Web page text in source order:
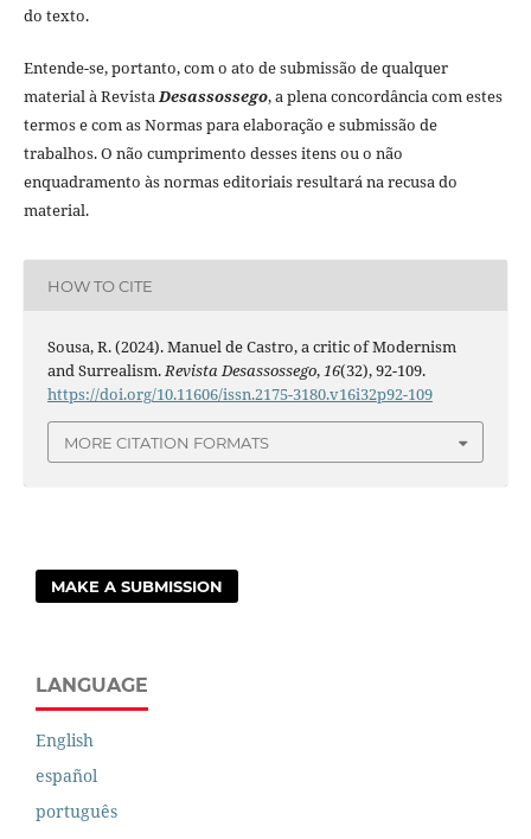
do texto.
Entende-se, portanto, com o ato de submissão de qualquer
material à RevistaDesassossego, a plena concordância com estes
termos e com as Normas para elaboração e submissão de
trabalhos. O não cumprimento desses itens ou o não
enquadramento às normas editoriais resultará na recusa do
material.
HOW TO CITE
Sousa, R. (2024). Manuel de Castro, a critic of Modernism
and Surrealism.Revista Desassossego,16(32), 92-109.
https://doi.org/10.11606/issn.2175-3180.v16i32p92-109
MORE CITATION FORMATS
MAKE A SUBMISSION
LANGUAGE
English
español
português